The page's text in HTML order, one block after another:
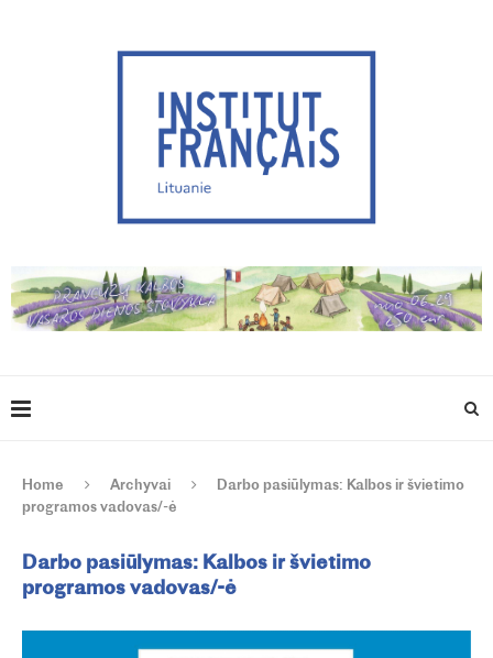
Home Archyvai
Darbo pasiūlymas: Kalbos ir švietimo
programos vadovas/-ė
Darbo pasiūlymas: Kalbos ir švietimo
programos vadovas/-ė